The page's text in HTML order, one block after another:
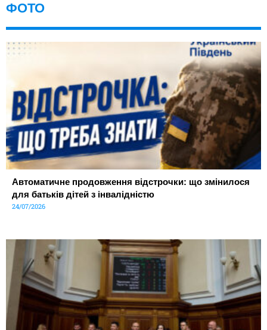
ФОТО
Автоматичне продовження відстрочки: що змінилося
для батьків дітей з інвалідністю
24/07/2026